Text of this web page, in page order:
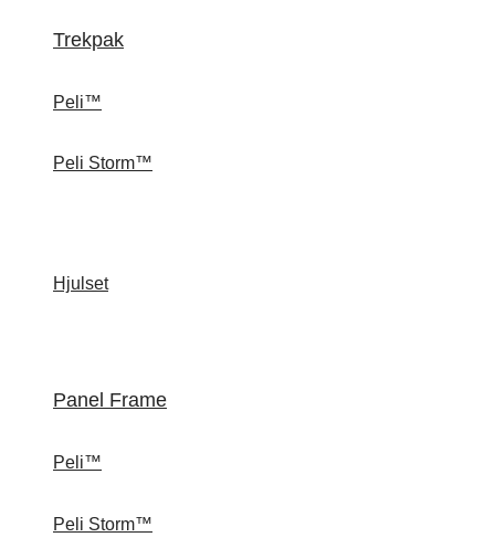
Trekpak
Peli™
Peli Storm™
Hjulset
Panel Frame
Peli™
Peli Storm™